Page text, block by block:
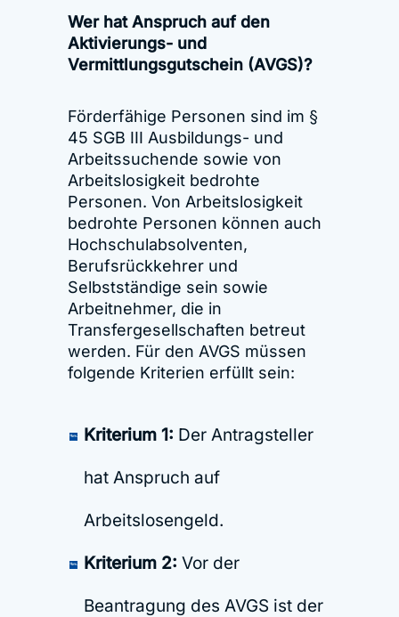
Wer hat Anspruch auf den
Aktivierungs- und
Vermittlungsgutschein (AVGS)?
Förderfähige Personen sind im §
45 SGB III Ausbildungs- und
Arbeitssuchende sowie von
Arbeitslosigkeit bedrohte
Personen. Von Arbeitslosigkeit
bedrohte Personen können auch
Hochschulabsolventen,
Berufsrückkehrer und
Selbstständige sein sowie
Arbeitnehmer, die in
Transfergesellschaften betreut
werden. Für den AVGS müssen
folgende Kriterien erfüllt sein:
Kriterium 1: Der Antragsteller
hat Anspruch auf
Arbeitslosengeld.
Kriterium 2: Vor der
Beantragung des AVGS ist der